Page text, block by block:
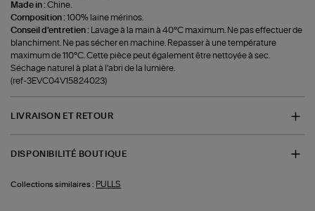
Made in :Chine.
Composition :100% laine mérinos.
Conseil d'entretien : Lavage à la main à 40°C maximum. Ne pas effectuer de
blanchiment. Ne pas sécher en machine. Repasser à une température
maximum de 110°C. Cette pièce peut également être nettoyée à sec.
Séchage naturel à plat à l'abri de la lumière.
(ref-3EVC04V15824023)
LIVRAISON ET RETOUR
DISPONIBILITÉ BOUTIQUE
Collections similaires : PULLS